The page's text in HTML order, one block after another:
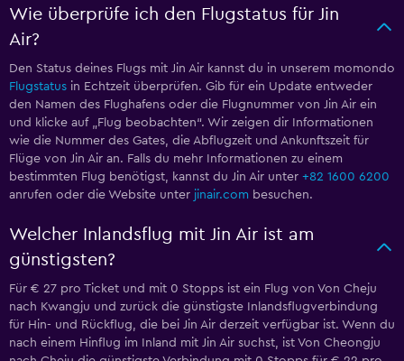
Wie überprüfe ich den Flugstatus für Jin
Air?
Den Status deines Flugs mit Jin Air kannst du in unserem momondo
Flugstatus in Echtzeit überprüfen. Gib für ein Update entweder
den Namen des Flughafens oder die Flugnummer von Jin Air ein
und klicke auf „Flug beobachten“. Wir zeigen dir Informationen
wie die Nummer des Gates, die Abflugzeit und Ankunftszeit für
Flüge von Jin Air an. Falls du mehr Informationen zu einem
bestimmten Flug benötigst, kannst du Jin Air unter +82 1600 6200
anrufen oder die Website unter jinair.com besuchen.
Welcher Inlandsflug mit Jin Air ist am
günstigsten?
Für € 27 pro Ticket und mit 0 Stopps ist ein Flug von Von Cheju
nach Kwangju und zurück die günstigste Inlandsflugverbindung
für Hin- und Rückflug, die bei Jin Air derzeit verfügbar ist. Wenn du
nach einem Hinflug im Inland mit Jin Air suchst, ist Von Cheongju